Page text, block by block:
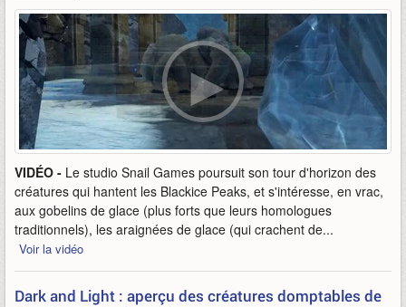
VIDÉO - Le studio Snail Games poursuit son tour d'horizon des
créatures qui hantent les Blackice Peaks, et s'intéresse, en vrac,
aux gobelins de glace (plus forts que leurs homologues
traditionnels), les araignées de glace (qui crachent de...
Voir la vidéo
Dark and Light : aperçu des créatures domptables de